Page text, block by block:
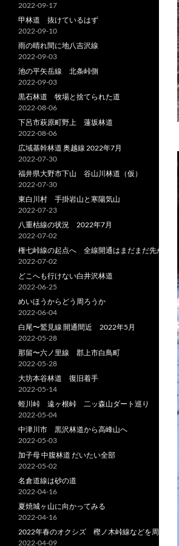
2022-09-17
甲林道 抜けているはず
2022-09-10
雨の晴れ間に地八吉沢線
2022-09-03
池の平矢岳線 北条峠側
2022-09-03
黒石林道 牧場と捨てられた道
2022-08-06
下呂市萩原町野上 蓮坂林道
2022-08-06
広域基幹林道 奥越線 2022年7月
2022-07-30
福井県大野市下山 谷山川林道（仮）
2022-07-30
東白川村 手掛岩山と寒陽気山
2022-07-23
八重枯線の状況 2022年7月
2022-07-02
権七峠線の起点へ 全線開通はまだまだ先か
2022-07-02
どこへも行けない白井沢林道
2022-06-25
めいほうからどう周ろうか
2022-06-04
白尾〜鷲見線 開通間近 2022年5月
2022-05-28
那留〜六ノ里線 郡上市白鳥町
2022-05-28
大坊本谷林道 復旧着手
2022-05-14
蛭川峠 遠ヶ根峠 二ッ森山ダート巡り
2022-05-04
中津川市 黒沢林道から高峰山へ
2022-05-03
加子母 中腹林道 だいたい全部
2022-05-02
名倉道線は砂の道
2022-04-16
夏焼城ヶ山に向かってみる
2022-04-16
2022年春のオクシズ 樫ノ木峠線などを周る
2022-04-09